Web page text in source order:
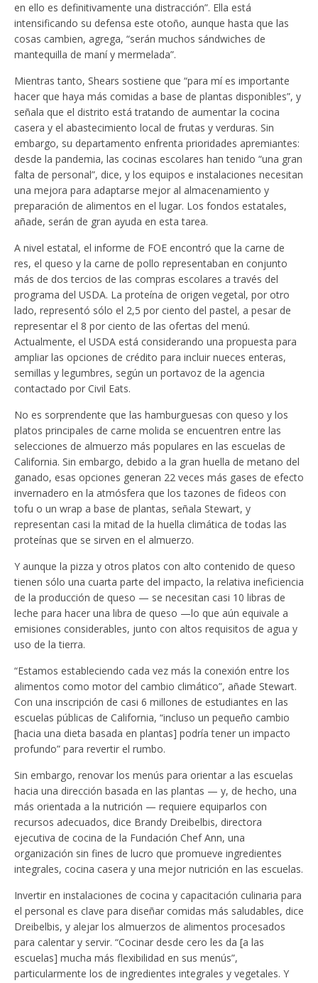
en ello es definitivamente una distracción”. Ella está
intensificando su defensa este otoño, aunque hasta que las
cosas cambien, agrega, “serán muchos sándwiches de
mantequilla de maní y mermelada”.
Mientras tanto, Shears sostiene que “para mí es importante
hacer que haya más comidas a base de plantas disponibles”, y
señala que el distrito está tratando de aumentar la cocina
casera y el abastecimiento local de frutas y verduras. Sin
embargo, su departamento enfrenta prioridades apremiantes:
desde la pandemia, las cocinas escolares han tenido “una gran
falta de personal”, dice, y los equipos e instalaciones necesitan
una mejora para adaptarse mejor al almacenamiento y
preparación de alimentos en el lugar. Los fondos estatales,
añade, serán de gran ayuda en esta tarea.
A nivel estatal, el informe de FOE encontró que la carne de
res, el queso y la carne de pollo representaban en conjunto
más de dos tercios de las compras escolares a través del
programa del USDA. La proteína de origen vegetal, por otro
lado, representó sólo el 2,5 por ciento del pastel, a pesar de
representar el 8 por ciento de las ofertas del menú.
Actualmente, el USDA está considerando una propuesta para
ampliar las opciones de crédito para incluir nueces enteras,
semillas y legumbres, según un portavoz de la agencia
contactado por Civil Eats.
No es sorprendente que las hamburguesas con queso y los
platos principales de carne molida se encuentren entre las
selecciones de almuerzo más populares en las escuelas de
California. Sin embargo, debido a la gran huella de metano del
ganado, esas opciones generan 22 veces más gases de efecto
invernadero en la atmósfera que los tazones de fideos con
tofu o un wrap a base de plantas, señala Stewart, y
representan casi la mitad de la huella climática de todas las
proteínas que se sirven en el almuerzo.
Y aunque la pizza y otros platos con alto contenido de queso
tienen sólo una cuarta parte del impacto, la relativa ineficiencia
de la producción de queso — se necesitan casi 10 libras de
leche para hacer una libra de queso —lo que aún equivale a
emisiones considerables, junto con altos requisitos de agua y
uso de la tierra.
“Estamos estableciendo cada vez más la conexión entre los
alimentos como motor del cambio climático”, añade Stewart.
Con una inscripción de casi 6 millones de estudiantes en las
escuelas públicas de California, “incluso un pequeño cambio
[hacia una dieta basada en plantas] podría tener un impacto
profundo” para revertir el rumbo.
Sin embargo, renovar los menús para orientar a las escuelas
hacia una dirección basada en las plantas — y, de hecho, una
más orientada a la nutrición — requiere equiparlos con
recursos adecuados, dice Brandy Dreibelbis, directora
ejecutiva de cocina de la Fundación Chef Ann, una
organización sin fines de lucro que promueve ingredientes
integrales, cocina casera y una mejor nutrición en las escuelas.
Invertir en instalaciones de cocina y capacitación culinaria para
el personal es clave para diseñar comidas más saludables, dice
Dreibelbis, y alejar los almuerzos de alimentos procesados ​​
para calentar y servir. “Cocinar desde cero les da [a las
escuelas] mucha más flexibilidad en sus menús”,
particularmente los de ingredientes integrales y vegetales. Y